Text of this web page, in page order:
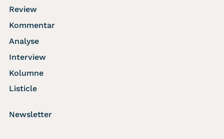
Review
Kommentar
Analyse
Interview
Kolumne
Listicle
Newsletter